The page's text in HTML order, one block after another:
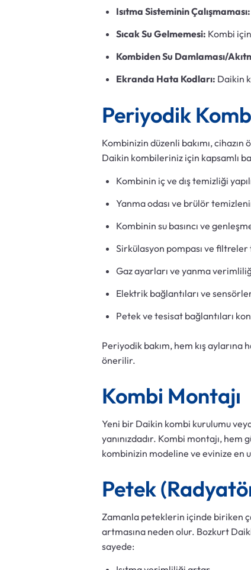
Isıtma Sisteminin Çalışmaması:
Sıcak Su Gelmemesi: Kombi
Kombiden Su Damlaması/
Ekranda Hata Kodları: Daikin
Periyodik
Kombinizin düzenli bakımı,
Daikin kombileriniz için kapsamlı
Kombinin iç ve dış temizliği
Yanma odası ve brülör
Kombinin su basıncı ve
Sirkülasyon pompası ve
Gaz ayarları ve yanma
Elektrik bağlantıları ve
Petek ve tesisat bağlantıları
Periyodik bakım, hem kış aylarına
önerilir.
Kombi Montajı
Yeni bir Daikin kombi kurulumu
yanınızdadır. Kombi montajı,
kombinizin modeline ve evinize
Petek
Zamanla peteklerin içinde biriken
artmasına neden olur. Bozkurt
sayede: